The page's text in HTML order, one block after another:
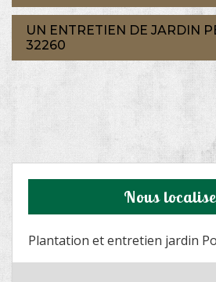
UN ENTRETIEN DE JARDIN
32260
Nous
Plantation et entretien jardin